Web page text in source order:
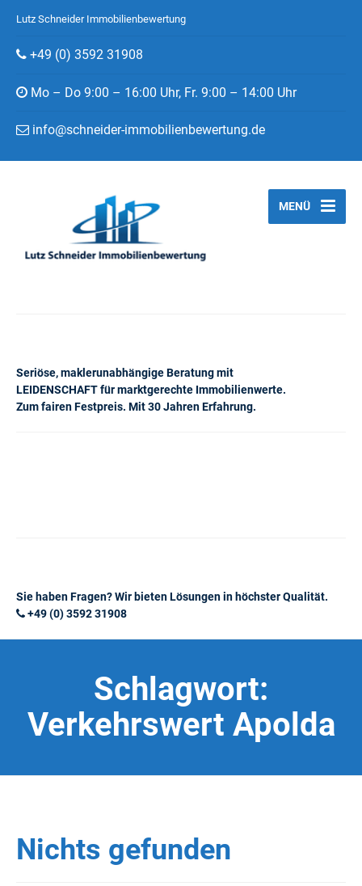
Lutz Schneider Immobilienbewertung
+49 (0) 3592 31908
Mo – Do 9:00 – 16:00 Uhr, Fr. 9:00 – 14:00 Uhr
info@schneider-immobilienbewertung.de
Seriöse, maklerunabhängige Beratung mit
LEIDENSCHAFT für marktgerechte Immobilienwerte.
Zum fairen Festpreis. Mit 30 Jahren Erfahrung.
MENÜ
Sie haben Fragen? Wir bieten Lösungen in höchster Qualität.
+49 (0) 3592 31908
Schlagwort:
Verkehrswert Apolda
Nichts gefunden